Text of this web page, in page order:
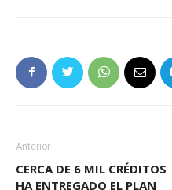
Anterior
CERCA DE 6 MIL CRÉDITOS
HA ENTREGADO EL PLAN